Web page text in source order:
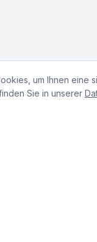
um Ihnen
Sie in unserer